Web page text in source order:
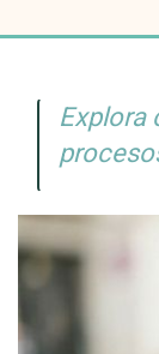
Explora